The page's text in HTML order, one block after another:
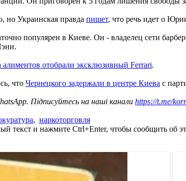
но Украинская правда пишет, что речь идет о
популярен в Киеве. Он - владелец сети
алиментов отобрали эксклюзивный Ferrari.
что Чернецкого задержали в центре Киева с
Підписуйтесь на наші канали https://t.me/
, наркоторговля
текст и нажмите Ctrl+Enter, чтобы сообщить об